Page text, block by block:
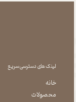
لینک های دسترسی سریع
خانه
محصولات